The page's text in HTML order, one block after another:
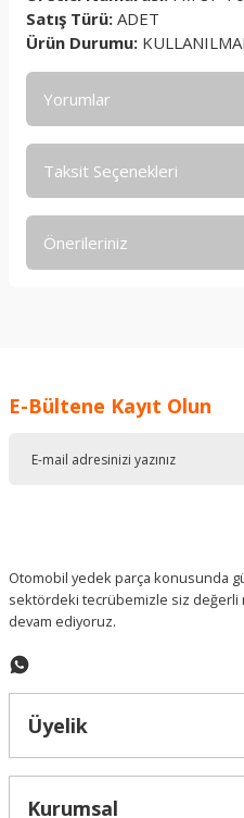
Satış Türü: ADET
Ürün Durumu:
Yorumlar
Taksit Seçenekleri
Önerileriniz
Ürün resmi kalitesiz, bozuk
E-Bültene Kayıt Olun
Otomobil yedek parça konusunda
sektördeki tecrübemizle siz
devam ediyoruz.
Üyelik
Kurumsal